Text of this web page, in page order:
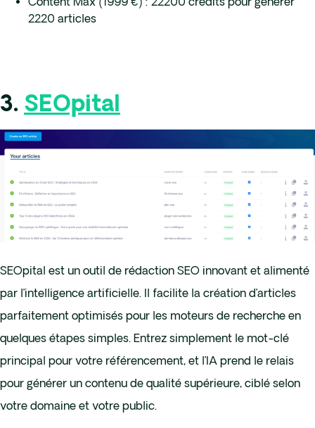
2220 articles
3. SEOpital
SEOpital est un outil de rédaction SEO innovant et alimenté
par l’intelligence artificielle. Il facilite la création d’articles
parfaitement optimisés pour les moteurs de recherche en
quelques étapes simples. Entrez simplement le mot-clé
principal pour votre référencement, et l’IA prend le relais
pour générer un contenu de qualité supérieure, ciblé selon
votre domaine et votre public.